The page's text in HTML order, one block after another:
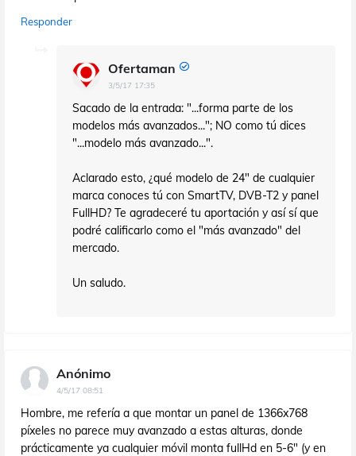
Responder
Ofertaman
3/5/17 17:35
Sacado de la entrada: "...forma parte de los
modelos más avanzados..."; NO como tú dices
"...modelo más avanzado...".
Aclarado esto, ¿qué modelo de 24" de cualquier
marca conoces tú con SmartTV, DVB-T2 y panel
FullHD? Te agradeceré tu aportación y así sí que
podré calificarlo como el "más avanzado" del
mercado.
Un saludo.
Anónimo
4/5/17 08:51
Hombre, me refería a que montar un panel de 1366x768
píxeles no parece muy avanzado a estas alturas, donde
prácticamente ya cualquier móvil monta fullHd en 5-6" (y en